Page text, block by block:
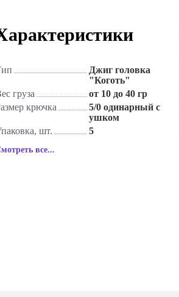
Джиг головка
"Коготь"
груза
от 10 до 40 гр
крючка
5/0 одинарный с
ушком
шт.
5
все...